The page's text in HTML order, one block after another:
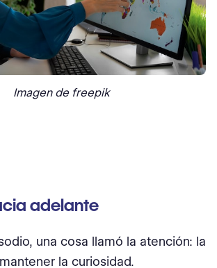
Imagen de freepik
adelante
una cosa llamó la atención: la
la curiosidad.